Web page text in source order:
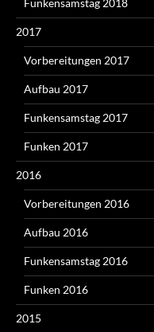
2017
Vorbereitungen 2017
Aufbau 2017
Funkensamstag 2017
Funken 2017
2016
Vorbereitungen 2016
Aufbau 2016
Funkensamstag 2016
Funken 2016
2015